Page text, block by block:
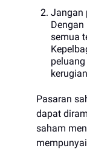
Jangan
semua
Pasaran
dapat
saham